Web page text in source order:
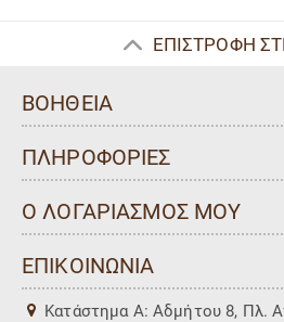
ΕΠΙΣΤΡΟΦΗ
ΒΟΗΘΕΙΑ
ΠΛΗΡΟΦΟΡΙΕΣ
Ο ΛΟΓΑΡΙΑΣΜΟΣ ΜΟΥ
ΕΠΙΚΟΙΝΩΝΙΑ
Kατάστημα Α: Αδμήτου 8, Πλ.